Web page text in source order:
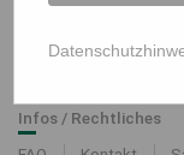
Mitglied
Infos / Rechtliches